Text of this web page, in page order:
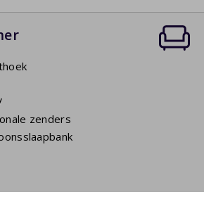
zenders